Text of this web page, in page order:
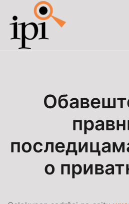
Skip to main content
о